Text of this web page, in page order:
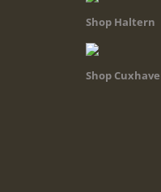
Shop Haltern
Shop